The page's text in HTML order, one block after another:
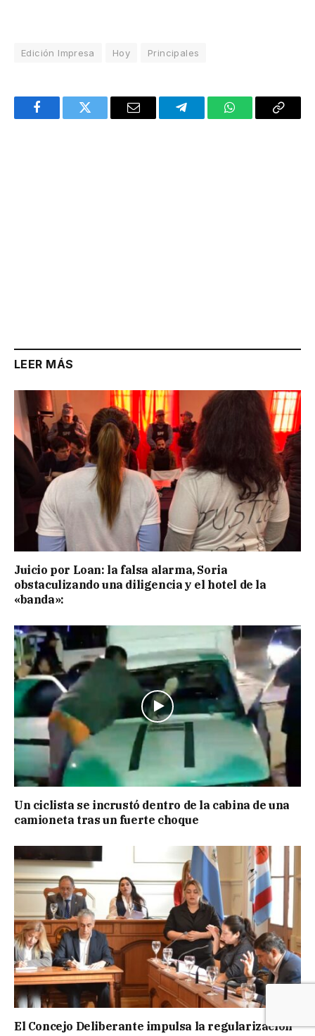
Edición Impresa Hoy Principales
FacebookTwitter Email TelegramWhatsAppCopy
LEER MÁS
Juicio por Loan: la falsa alarma, Soria
obstaculizando una diligencia y el hotel de la
«banda»:
Un ciclista se incrustó dentro de la cabina de una
camioneta tras un fuerte choque
El Concejo Deliberante impulsa la regularización